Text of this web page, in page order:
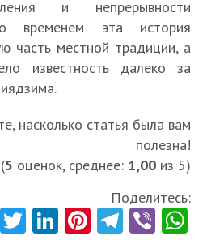
и непрерывности
временем эта история
часть местной традиции, а
известность далеко за
насколько статья была вам
полезна!
(5 оценок, среднее: 1,00 из 5)
Поделитесь:
O T Li Pi Te Vi